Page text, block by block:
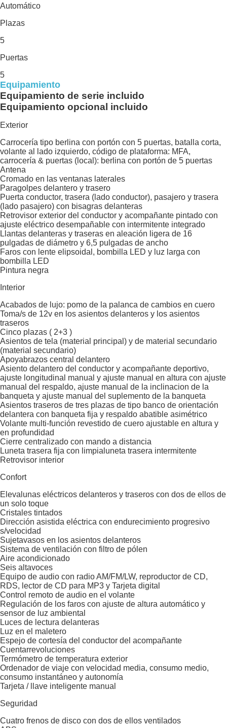
Automático
Plazas
5
Puertas
5
Equipamiento
Equipamiento de serie incluido
Equipamiento opcional incluido
Exterior
Carrocería tipo berlina con portón con 5 puertas, batalla corta,
volante al lado izquierdo, código de plataforma: MFA,
carrocería & puertas (local): berlina con portón de 5 puertas
Antena
Cromado en las ventanas laterales
Paragolpes delantero y trasero
Puerta conductor, trasera (lado conductor), pasajero y trasera
(lado pasajero) con bisagras delanteras
Retrovisor exterior del conductor y acompañante pintado con
ajuste eléctrico desempañable con intermitente integrado
Llantas delanteras y traseras en aleación ligera de 16
pulgadas de diámetro y 6,5 pulgadas de ancho
Faros con lente elipsoidal, bombilla LED y luz larga con
bombilla LED
Pintura negra
Interior
Acabados de lujo: pomo de la palanca de cambios en cuero
Toma/s de 12v en los asientos delanteros y los asientos
traseros
Cinco plazas ( 2+3 )
Asientos de tela (material principal) y de material secundario
(material secundario)
Apoyabrazos central delantero
Asiento delantero del conductor y acompañante deportivo,
ajuste longitudinal manual y ajuste manual en altura con ajuste
manual del respaldo, ajuste manual de la inclinacion de la
banqueta y ajuste manual del suplemento de la banqueta
Asientos traseros de tres plazas de tipo banco de orientación
delantera con banqueta fija y respaldo abatible asimétrico
Volante multi-función revestido de cuero ajustable en altura y
en profundidad
Cierre centralizado con mando a distancia
Luneta trasera fija con limpialuneta trasera intermitente
Retrovisor interior
Confort
Elevalunas eléctricos delanteros y traseros con dos de ellos de
un solo toque
Cristales tintados
Dirección asistida eléctrica con endurecimiento progresivo
s/velocidad
Sujetavasos en los asientos delanteros
Sistema de ventilación con filtro de pólen
Aire acondicionado
Seis altavoces
Equipo de audio con radio AM/FM/LW, reproductor de CD,
RDS, lector de CD para MP3 y Tarjeta digital
Control remoto de audio en el volante
Regulación de los faros con ajuste de altura automático y
sensor de luz ambiental
Luces de lectura delanteras
Luz en el maletero
Espejo de cortesía del conductor del acompañante
Cuentarrevoluciones
Termómetro de temperatura exterior
Ordenador de viaje con velocidad media, consumo medio,
consumo instantáneo y autonomía
Tarjeta / llave inteligente manual
Seguridad
Cuatro frenos de disco con dos de ellos ventilados